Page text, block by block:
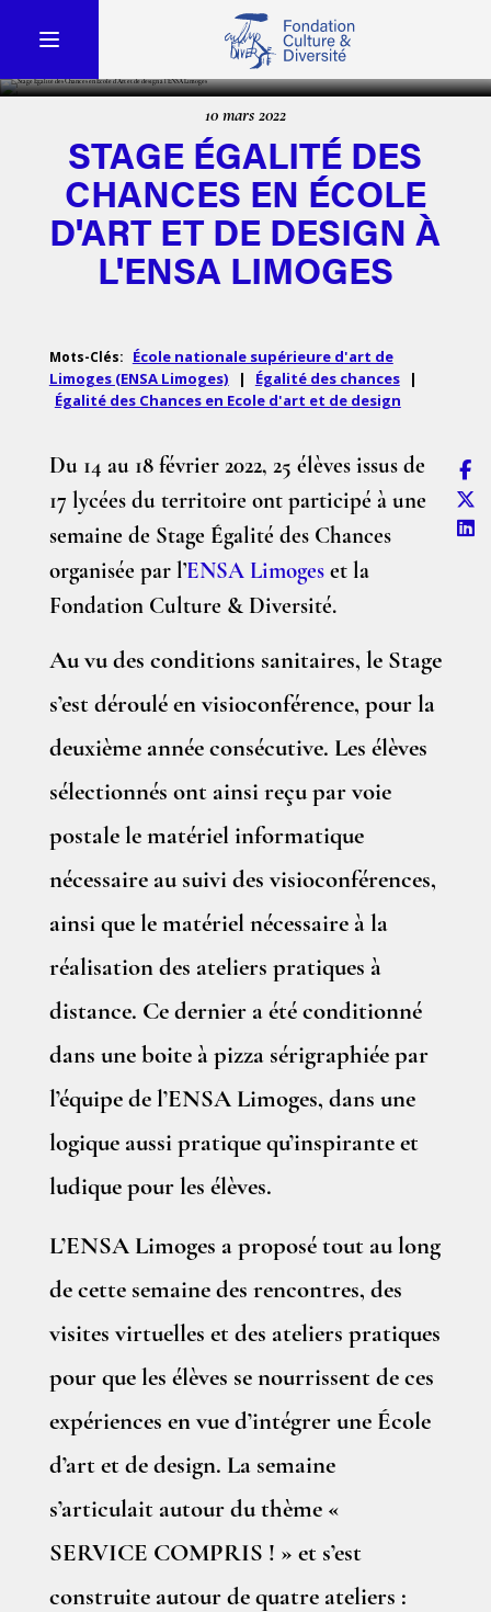
10 mars 2022
STAGE ÉGALITÉ DES
CHANCES EN ÉCOLE
D'ART ET DE DESIGN À
L'ENSA LIMOGES
Mots-Clés:
École nationale supérieure d'art de
Limoges (ENSA Limoges)
| Égalité des chances
|
Égalité des Chances en Ecole d'art et de design
Du 14 au 18 février 2022, 25 élèves issus de
17 lycées du territoire ont participé à une
semaine de Stage Égalité des Chances
organisée par l’ENSA Limogeset la
Fondation Culture & Diversité.
Au vu des conditions sanitaires, le Stage
s’est déroulé en visioconférence, pour la
deuxième année consécutive. Les élèves
sélectionnés ont ainsi reçu par voie
postale le matériel informatique
nécessaire au suivi des visioconférences,
ainsi que le matériel nécessaire à la
réalisation des ateliers pratiques à
distance. Ce dernier a été conditionné
dans une boite à pizza sérigraphiée par
l’équipe de l’ENSA Limoges, dans une
logique aussi pratique qu’inspirante et
ludique pour les élèves.
L’ENSA Limoges a proposé tout au long
de cette semaine des rencontres, des
visites virtuelles et des ateliers pratiques
pour que les élèves se nourrissent de ces
expériences en vue d’intégrer une École
d’art et de design. La semaine
s’articulait autour du thème «
SERVICE COMPRIS ! » et s’est
construite autour de quatre ateliers :